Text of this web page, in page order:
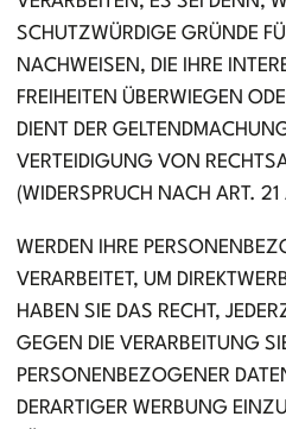
SCHUTZWÜRDIGE GRÜNDE
NACHWEISEN, DIE IHRE
FREIHEITEN ÜBERWIEGEN
DIENT DER
VERTEIDIGUNG VON
(WIDERSPRUCH NACH ART.
WERDEN IHRE
VERARBEITET, UM
HABEN SIE DAS RECHT,
GEGEN DIE VERARBEITUNG
PERSONENBEZOGENER
DERARTIGER WERBUNG